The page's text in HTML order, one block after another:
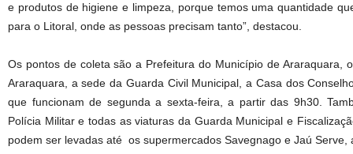
e produtos de higiene e limpeza, porque temos uma quantidade
para o Litoral, onde as pessoas precisam tanto”, destacou.
Os pontos de coleta são a Prefeitura do Município de Araraquara,
Araraquara, a sede da Guarda Civil Municipal, a Casa dos
que funcionam de segunda a sexta-feira, a partir das 9h30.
Polícia Militar e todas as viaturas da Guarda Municipal e
podem ser levadas até os supermercados Savegnago e Jaú Serve,